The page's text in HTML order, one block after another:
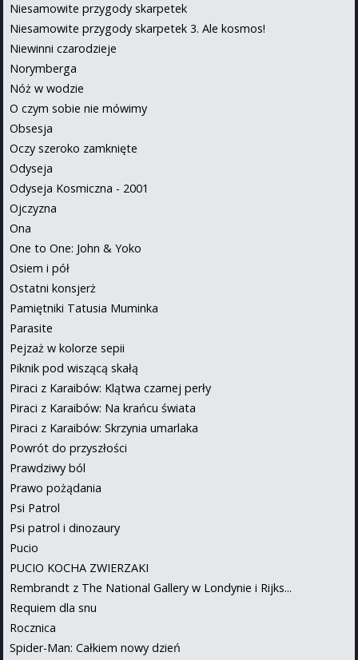
Niesamowite przygody skarpetek
Niesamowite przygody skarpetek 3. Ale kosmos!
Niewinni czarodzieje
Norymberga
Nóż w wodzie
O czym sobie nie mówimy
Obsesja
Oczy szeroko zamknięte
Odyseja
Odyseja Kosmiczna - 2001
Ojczyzna
Ona
One to One: John & Yoko
Osiem i pół
Ostatni konsjerż
Pamiętniki Tatusia Muminka
Parasite
Pejzaż w kolorze sepii
Piknik pod wiszącą skałą
Piraci z Karaibów: Klątwa czarnej perły
Piraci z Karaibów: Na krańcu świata
Piraci z Karaibów: Skrzynia umarlaka
Powrót do przyszłości
Prawdziwy ból
Prawo pożądania
Psi Patrol
Psi patrol i dinozaury
Pucio
PUCIO KOCHA ZWIERZAKI
Rembrandt z The National Gallery w Londynie i Rijks...
Requiem dla snu
Rocznica
Spider-Man: Całkiem nowy dzień